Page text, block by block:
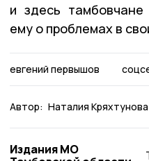
и здесь тамбовчане
ему о проблемах в
евгений первышов
Автор: Наталия Кряхтунова
Издания МО